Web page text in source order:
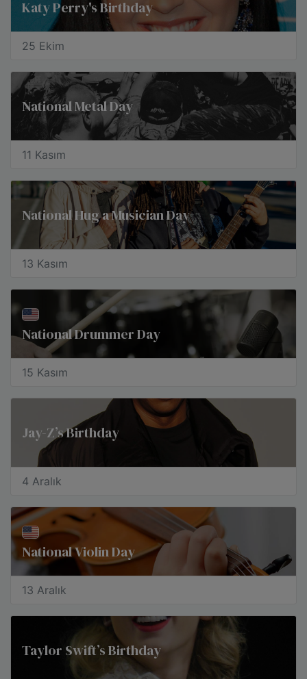
Katy Perry's Birthday
25 Ekim
National Metal Day
11 Kasım
National Hug a Musician Day
13 Kasım
National Drummer Day
15 Kasım
Jay-Z’s Birthday
4 Aralık
National Violin Day
13 Aralık
Taylor Swift’s Birthday